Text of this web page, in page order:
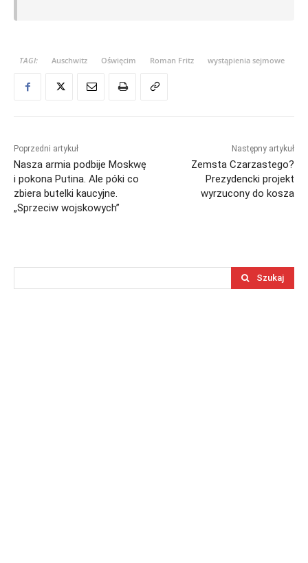
TAGI: Auschwitz Oświęcim Roman Fritz wystąpienia sejmowe
Poprzedni artykuł
Nasza armia podbije Moskwę
i pokona Putina. Ale póki co
zbiera butelki kaucyjne.
„Sprzeciw wojskowych”
Następny artykuł
Zemsta Czarzastego?
Prezydencki projekt
wyrzucony do kosza
Szukaj